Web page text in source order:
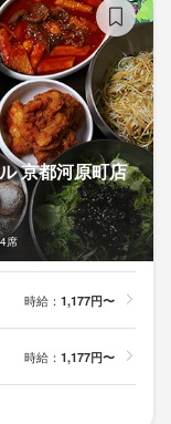
京都河原町店
席
時給： 1,177円〜
時給： 1,177円〜